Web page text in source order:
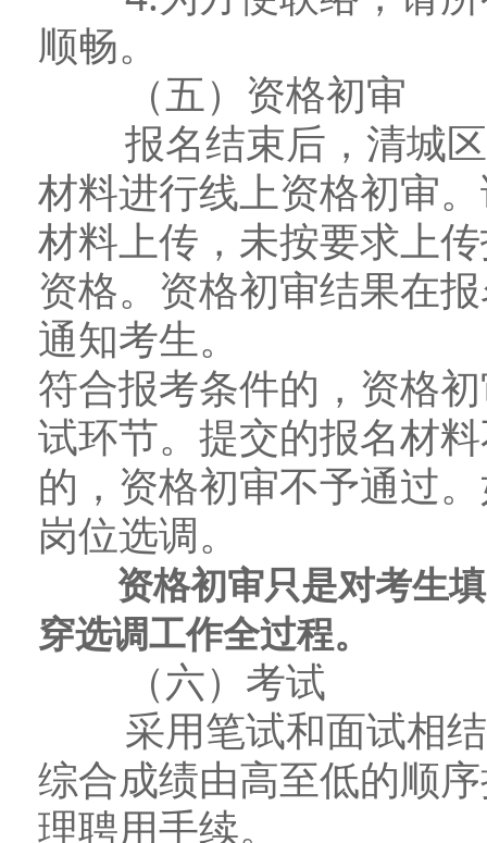
顺畅。
（五）资格初审
报名结束后，清城区
材料进行线上资格初审
材料上传，未按要求上
资格。资格初审结果在
通知考生。
符合报考条件的，资格
试环节。提交的报名材
的，资格初审不予通过
岗位选调。
资格初审只是对考生填
穿选调工作全过程。
（六）考试
采用笔试和面试相结
综合成绩由高至低的顺
理聘用手续。